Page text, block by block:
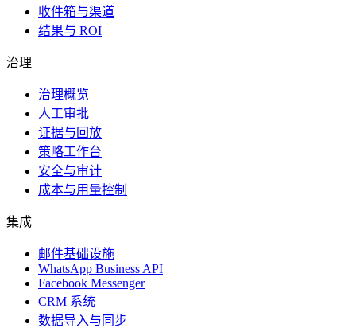
收件箱与渠道
结果与 ROI
治理
治理概览
人工审批
证据与回放
策略工作台
安全与审计
成本与用量控制
集成
邮件基础设施
WhatsApp Business API
Facebook Messenger
CRM 系统
数据导入与同步